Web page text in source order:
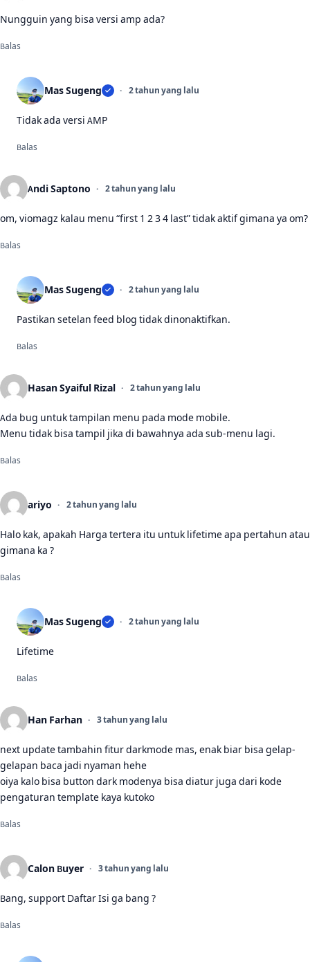
Nungguin yang bisa versi amp ada?
Balas
Mas Sugeng 2 tahun yang lalu
Tidak ada versi AMP
Balas
Andi Saptono 2 tahun yang lalu
om, viomagz kalau menu “first 1 2 3 4 last” tidak aktif gimana ya om?
Balas
Mas Sugeng 2 tahun yang lalu
Pastikan setelan feed blog tidak dinonaktifkan.
Balas
Hasan Syaiful Rizal 2 tahun yang lalu
Ada bug untuk tampilan menu pada mode mobile.
Menu tidak bisa tampil jika di bawahnya ada sub-menu lagi.
Balas
ariyo 2 tahun yang lalu
Halo kak, apakah Harga tertera itu untuk lifetime apa pertahun atau
gimana ka ?
Balas
Mas Sugeng 2 tahun yang lalu
Lifetime
Balas
Han Farhan 3 tahun yang lalu
next update tambahin fitur darkmode mas, enak biar bisa gelap-
gelapan baca jadi nyaman hehe
oiya kalo bisa button dark modenya bisa diatur juga dari kode
pengaturan template kaya kutoko
Balas
Calon Buyer 3 tahun yang lalu
Bang, support Daftar Isi ga bang ?
Balas